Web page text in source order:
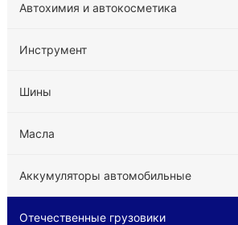
Автохимия и автокосметика
Инструмент
Шины
Масла
Аккумуляторы автомобильные
Отечественные грузовики